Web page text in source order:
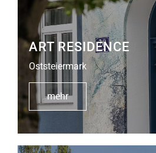
ART RESIDENCE
Oststeiermark
mehr